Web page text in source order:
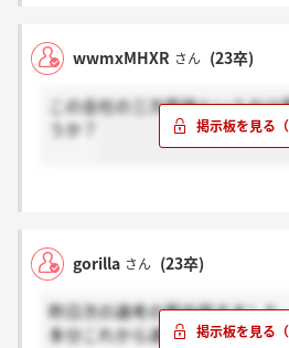
wwmxMHXR さん (23卒)
この会社の三次面接というの
うか？
gorilla さん (23卒)
昨日次の選考の案内届きました
多分これから通知していくんじ